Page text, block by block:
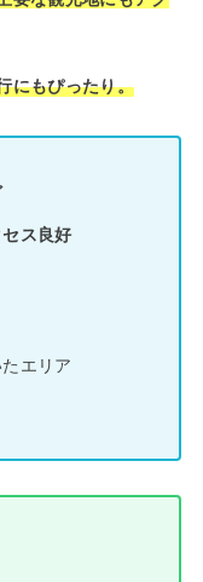
にもぴったり。
ス良好
エリア